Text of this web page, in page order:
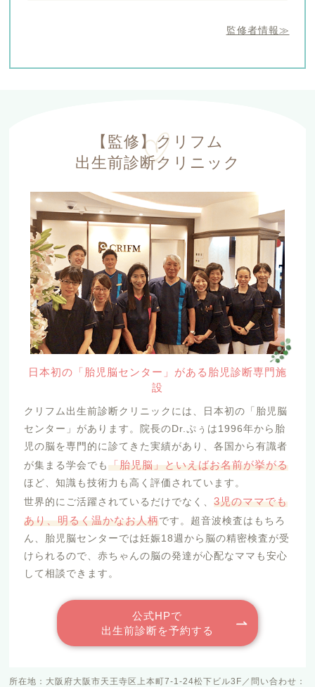
監修者情報≫
【監修】クリフム
出生前診断クリニック
日本初の「胎児脳センター」がある胎児診断専門施
設
クリフム出生前診断クリニックには、日本初の「胎児脳
センター」があります。院長のDr.ぷぅは1996年から胎
児の脳を専門的に診てきた実績があり、各国から有識者
が集まる学会でも「胎児脳」といえばお名前が挙がる
ほど、知識も技術力も高く評価されています。
世界的にご活躍されているだけでなく、 3児のママでも
あり、明るく温かなお人柄です。超音波検査はもちろ
ん、胎児脳センターでは妊娠18週から脳の精密検査が受
けられるので、赤ちゃんの脳の発達が心配なママも安心
して相談できます。
公式HPで
出生前診断を予約する
所在地：大阪府大阪市天王寺区上本町7-1-24松下ビル3F／問い合わせ：